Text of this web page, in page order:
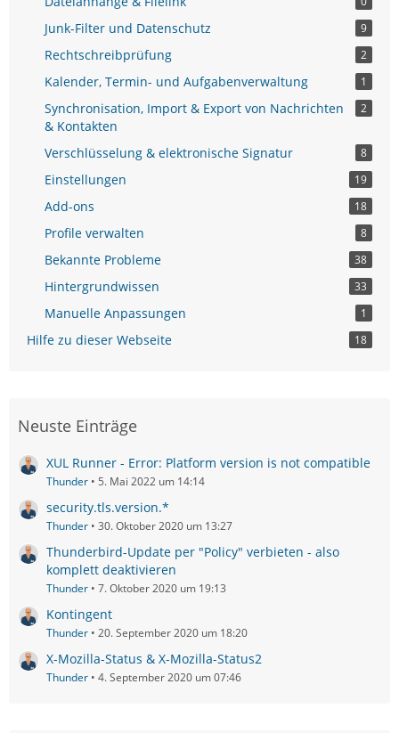
Junk-Filter und Datenschutz 9
Rechtschreibprüfung 2
Kalender, Termin- und Aufgabenverwaltung 1
Synchronisation, Import & Export von Nachrichten
& Kontakten
2
Verschlüsselung & elektronische Signatur 8
Einstellungen 19
Add-ons 18
Profile verwalten 8
Bekannte Probleme 38
Hintergrundwissen 33
Manuelle Anpassungen 1
Hilfe zu dieser Webseite 18
Neuste Einträge
XUL Runner - Error: Platform version is not compatible
Thunder 5. Mai 2022 um 14:14
security.tls.version.*
Thunder 30. Oktober 2020 um 13:27
Thunderbird-Update per "Policy" verbieten - also
komplett deaktivieren
Thunder 7. Oktober 2020 um 19:13
Kontingent
Thunder 20. September 2020 um 18:20
X-Mozilla-Status & X-Mozilla-Status2
Thunder 4. September 2020 um 07:46